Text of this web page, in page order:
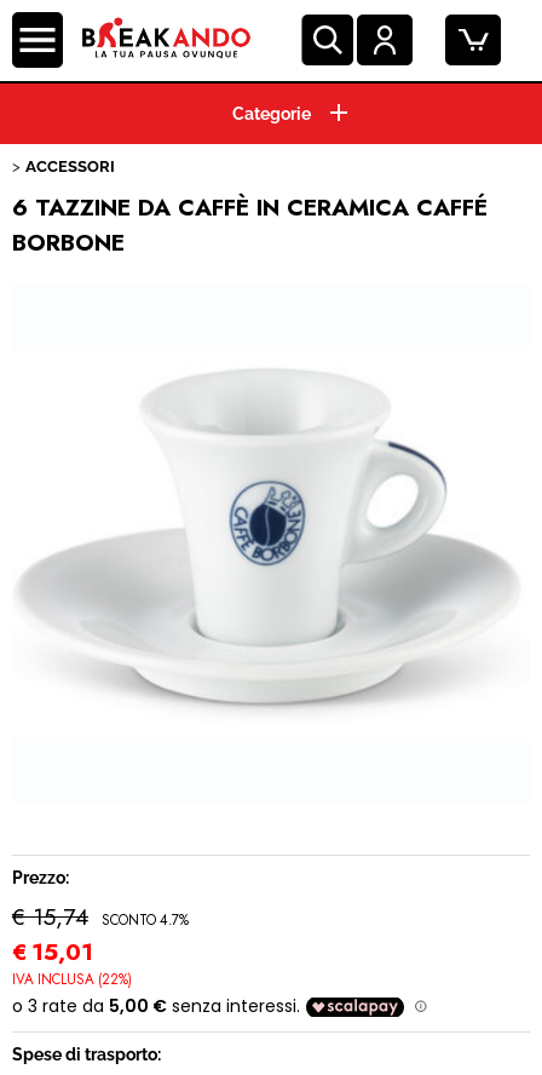
HOME
MACCHINE ESPRESSO
BEVANDE E SOLUBILI
PRODOTTI HO.RE.CA.
IDEA REGALO
PRODOTTI IN OFFERTA
ACCESSORI
6 TAZZINE DA CAFFÈ IN CERAMICA CAFFÉ
BORBONE
Prezzo:
€ 15,74 SCONTO 4.7%
€ 15,01
IVA INCLUSA (22%)
Spese di trasporto: